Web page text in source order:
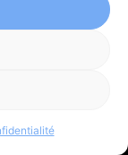
photos